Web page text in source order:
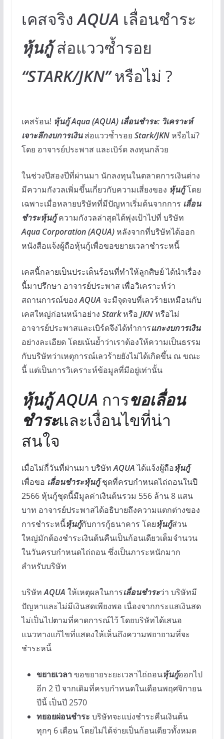
เคสจริงAQUA เลื่อนชำระ
หุ้นกู้ส่อแววซ้ำรอย
“STARK/JKN”หรือไม่ ?
เคสร้อน! หุ้นกู้ Aqua (AQUA) เลื่อนชำระ: วิเคราะห์
เจาะลึกงบการเงินส่อแววซ้ำรอย Stark/JKNหรือไม่?
โดย อาจารย์ประพาส และเบิร์ด ลงทุนกล้วย
ในช่วงปีสองปีที่ผ่านมา นักลงทุนในตลาดการเงินต่าง
มีความกังวลเพิ่มขึ้นเกี่ยวกับความเสี่ยงของ หุ้นกู้โดย
เฉพาะเมื่อหลายบริษัทที่มีปัญหาเริ่มต้นจากการ เลื่อน
ชำระหุ้นกู้ความกังวลล่าสุดได้พุ่งเป้าไปที่ บริษัท
Aqua Corporation (AQUA)หลังจากที่บริษัทได้ออก
หนังสือแจ้งผู้ถือหุ้นกู้เพื่อขอขยายเวลาชำระหนี้
เคสนี้กลายเป็นประเด็นร้อนที่ทำให้ลูกศิษย์ ได้นำเรื่อง
นี้มาปรึกษา อาจารย์ประพาส เพื่อวิเคราะห์ว่า
สถานการณ์ของ AQUA จะมีจุดจบที่เลวร้ายเหมือนกับ
เคสใหญ่ก่อนหน้าอย่าง Starkหรือ JKNหรือไม่
อาจารย์ประพาสและเบิร์ดจึงได้ทำการแกะงบการเงิน
อย่างละเอียด โดยเน้นย้ำว่าเราต้องให้ความเป็นธรรม
กับบริษัทว่าเหตุการณ์เลวร้ายยังไม่ได้เกิดขึ้น ณ ขณะ
นี้ แต่เป็นการวิเคราะห์ข้อมูลที่มีอยู่เท่านั้น
หุ้นกู้ AQUA การขอเลื่อน
ชำระและเงื่อนไขที่น่า
สนใจ
เมื่อไม่กี่วันที่ผ่านมา บริษัทAQUAได้แจ้งผู้ถือหุ้นกู้
เพื่อขอ เลื่อนชำระหุ้นกู้ชุดที่ครบกำหนดไถ่ถอนในปี
2566 หุ้นกู้ชุดนี้มีมูลค่าเงินต้นรวม 556 ล้าน 8 แสน
บาท อาจารย์ประพาสได้อธิบายถึงความแตกต่างของ
การชำระหนี้หุ้นกู้กับการกู้ธนาคาร โดยหุ้นกู้ส่วน
ใหญ่มักต้องชำระเงินต้นคืนเป็นก้อนเดียวเต็มจำนวน
ในวันครบกำหนดไถ่ถอน ซึ่งเป็นภาระหนักมาก
สำหรับบริษัท
บริษัทAQUA ให้เหตุผลในการเลื่อนชำระว่า บริษัทมี
ปัญหาและไม่มีเงินสดเพียงพอ เนื่องจากกระแสเงินสด
ไม่เป็นไปตามที่คาดการณ์ไว้ โดยบริษัทได้เสนอ
แนวทางแก้ไขที่แสดงให้เห็นถึงความพยายามที่จะ
ชำระหนี้
ขยายเวลาขอขยายระยะเวลาไถ่ถอนหุ้นกู้ออกไป
อีก 2 ปี จากเดิมที่ครบกำหนดในเดือนพฤศจิกายน
ปีนี้ เป็นปี 2570
ทยอยผ่อนชำระ บริษัทจะแบ่งชำระคืนเงินต้น
ทุกๆ 6 เดือน โดยไม่ได้จ่ายเป็นก้อนเดียวทั้งหมด